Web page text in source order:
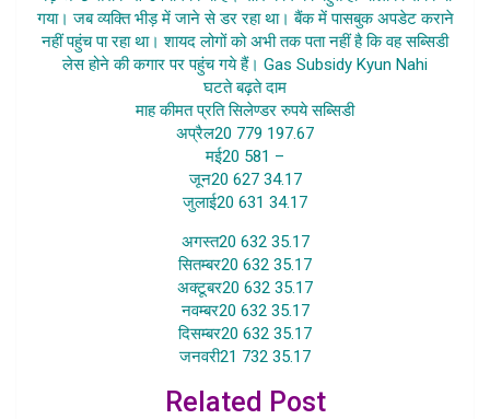
गया। जब व्यक्ति भीड़ में जाने से डर रहा था। बैंक में पासबुक अपडेट कराने
नहीं पहुंच पा रहा था। शायद लोगों को अभी तक पता नहीं है कि वह सब्सिडी
लेस होने की कगार पर पहुंच गये हैं। Gas Subsidy Kyun Nahi
घटते बढ़ते दाम
माह कीमत प्रति सिलेण्डर रुपये सब्सिडी
अप्रैल20 779 197.67
मई20 581 –
जून20 627 34.17
जुलाई20 631 34.17
अगस्त20 632 35.17
सितम्बर20 632 35.17
अक्टूबर20 632 35.17
नवम्बर20 632 35.17
दिसम्बर20 632 35.17
जनवरी21 732 35.17
Related Post